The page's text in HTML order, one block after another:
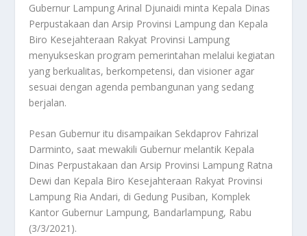
Gubernur Lampung Arinal Djunaidi minta Kepala Dinas
Perpustakaan dan Arsip Provinsi Lampung dan Kepala
Biro Kesejahteraan Rakyat Provinsi Lampung
menyukseskan program pemerintahan melalui kegiatan
yang berkualitas, berkompetensi, dan visioner agar
sesuai dengan agenda pembangunan yang sedang
berjalan.
Pesan Gubernur itu disampaikan Sekdaprov Fahrizal
Darminto, saat mewakili Gubernur melantik Kepala
Dinas Perpustakaan dan Arsip Provinsi Lampung Ratna
Dewi dan Kepala Biro Kesejahteraan Rakyat Provinsi
Lampung Ria Andari, di Gedung Pusiban, Komplek
Kantor Gubernur Lampung, Bandarlampung, Rabu
(3/3/2021).